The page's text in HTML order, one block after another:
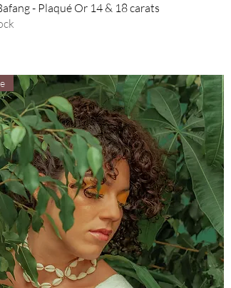
- Plaqué Or 14 & 18 carats